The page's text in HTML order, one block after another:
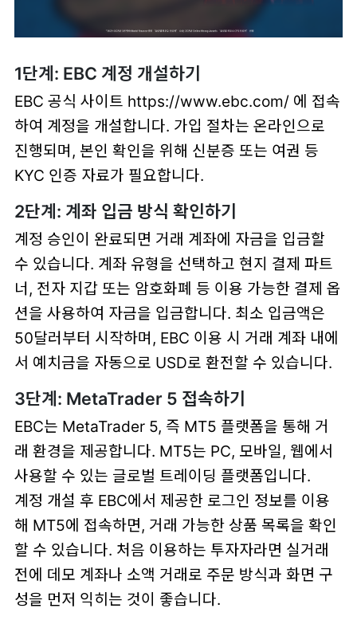
1단계: EBC 계정 개설하기
EBC 공식 사이트 https://www.ebc.com/ 에 접속
하여 계정을 개설합니다. 가입 절차는 온라인으로
진행되며, 본인 확인을 위해 신분증 또는 여권 등
KYC 인증 자료가 필요합니다.
2단계: 계좌 입금 방식 확인하기
계정 승인이 완료되면 거래 계좌에 자금을 입금할
수 있습니다. 계좌 유형을 선택하고 현지 결제 파트
너, 전자 지갑 또는 암호화폐 등 이용 가능한 결제 옵
션을 사용하여 자금을 입금합니다. 최소 입금액은
50달러부터 시작하며, EBC 이용 시 거래 계좌 내에
서 예치금을 자동으로 USD로 환전할 수 있습니다.
3단계: MetaTrader 5 접속하기
EBC는 MetaTrader 5, 즉 MT5 플랫폼을 통해 거
래 환경을 제공합니다. MT5는 PC, 모바일, 웹에서
사용할 수 있는 글로벌 트레이딩 플랫폼입니다.
계정 개설 후 EBC에서 제공한 로그인 정보를 이용
해 MT5에 접속하면, 거래 가능한 상품 목록을 확인
할 수 있습니다. 처음 이용하는 투자자라면 실거래
전에 데모 계좌나 소액 거래로 주문 방식과 화면 구
성을 먼저 익히는 것이 좋습니다.